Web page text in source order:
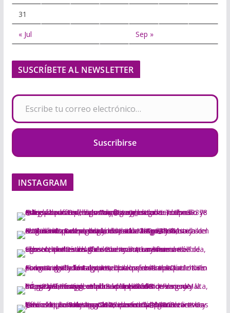
31
« Jul Sep »
SUSCRÍBETE AL NEWSLETTER
Escribe tu correo electrónico…
Suscribirse
INSTAGRAM